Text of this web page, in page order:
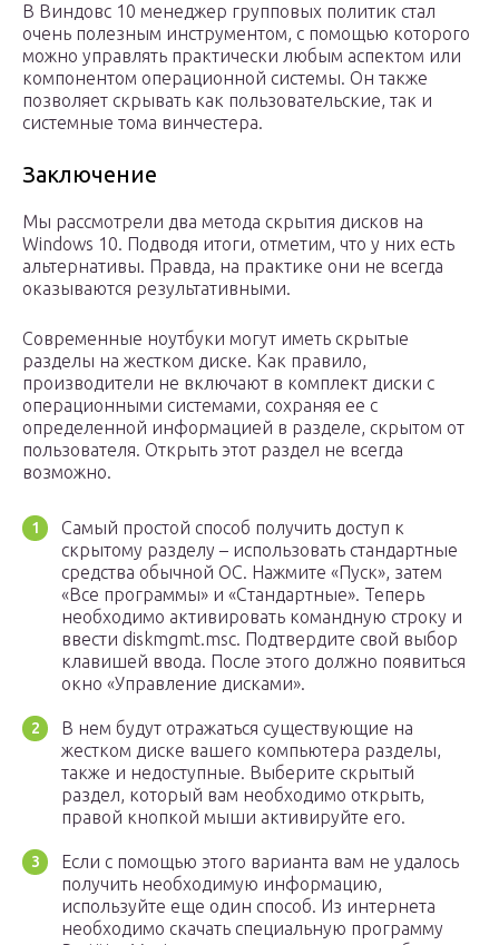
В Виндовс 10 менеджер групповых политик стал
очень полезным инструментом, с помощью которого
можно управлять практически любым аспектом или
компонентом операционной системы. Он также
позволяет скрывать как пользовательские, так и
системные тома винчестера.
Заключение
Мы рассмотрели два метода скрытия дисков на
Windows 10. Подводя итоги, отметим, что у них есть
альтернативы. Правда, на практике они не всегда
оказываются результативными.
Современные ноутбуки могут иметь скрытые
разделы на жестком диске. Как правило,
производители не включают в комплект диски с
операционными системами, сохраняя ее с
определенной информацией в разделе, скрытом от
пользователя. Открыть этот раздел не всегда
возможно.
Самый простой способ получить доступ к
скрытому разделу – использовать стандартные
средства обычной ОС. Нажмите «Пуск», затем
«Все программы» и «Стандартные». Теперь
необходимо активировать командную строку и
ввести diskmgmt.msc. Подтвердите свой выбор
клавишей ввода. После этого должно появиться
окно «Управление дисками».
В нем будут отражаться существующие на
жестком диске вашего компьютера разделы,
также и недоступные. Выберите скрытый
раздел, который вам необходимо открыть,
правой кнопкой мыши активируйте его.
Если с помощью этого варианта вам не удалось
получить необходимую информацию,
используйте еще один способ. Из интернета
необходимо скачать специальную программу